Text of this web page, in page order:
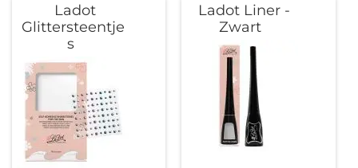
Ladot
Glittersteentje
s
Ladot Liner -
Zwart